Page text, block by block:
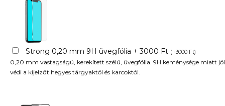
Strong 0,20 mm 9H üvegfólia + 3000 Ft (+3000 Ft)
0,20 mm vastagságú, kerekített szélű, üvegfólia. 9H keménysége miatt jól
védi a kijelzőt hegyes tárgyaktól és karcoktól.